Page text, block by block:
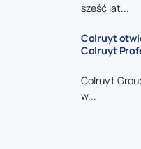
sześć lat...
Colruyt
Colruyt
Colruyt
w...